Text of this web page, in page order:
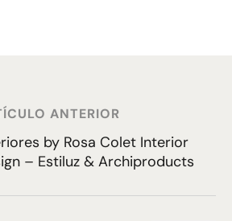
ANTERIOR
by Rosa Colet Interior
– Estiluz & Archiproducts